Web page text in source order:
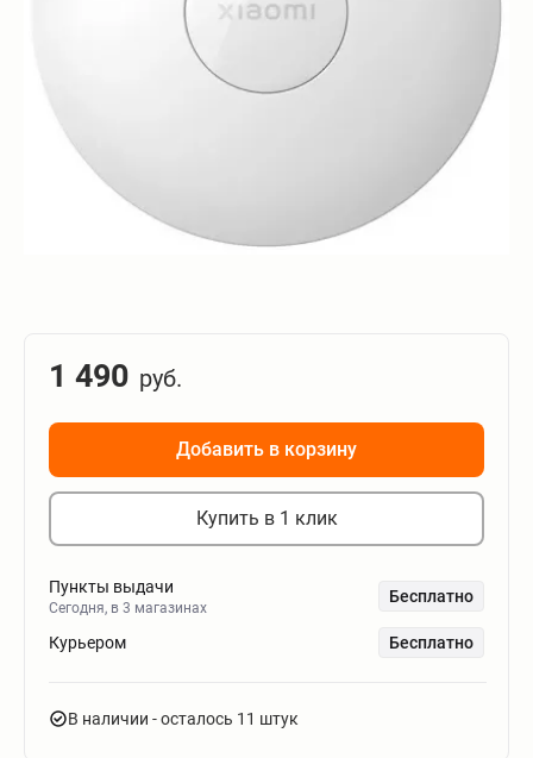
1 490 руб.
Добавить в корзину
Купить в 1 клик
Пункты выдачи
Сегодня, в 3 магазинах
Бесплатно
Курьером Бесплатно
В наличии - осталось 11 штук